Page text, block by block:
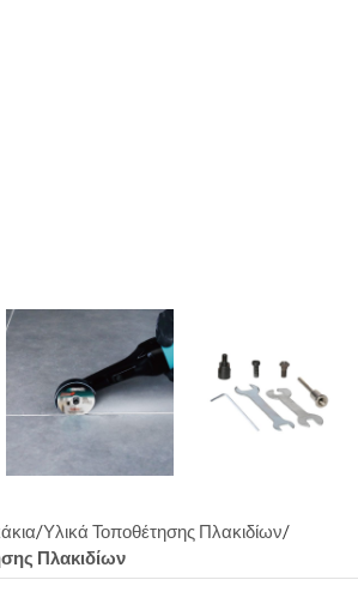
Υλικά Τοποθέτησης Πλακιδίων
Πλακιδίων